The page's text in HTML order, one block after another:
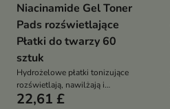
Niacinamide Gel Toner
Pads rozświetlające
Płatki do twarzy 60
sztuk
Hydrożelowe płatki tonizujące
rozświetlają, nawilżają i
wspierają wyrównanie kolorytu
22,61 £